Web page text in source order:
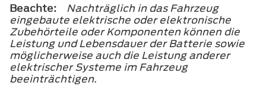
Beachte:
Nachträglich in das Fahrzeug
eingebaute elektrische oder elektronische
Zubehörteile oder Komponenten können die
Leistung und Lebensdauer der Batterie sowie
möglicherweise auch die Leistung anderer
elektrischer Systeme im Fahrzeug
beeinträchtigen.